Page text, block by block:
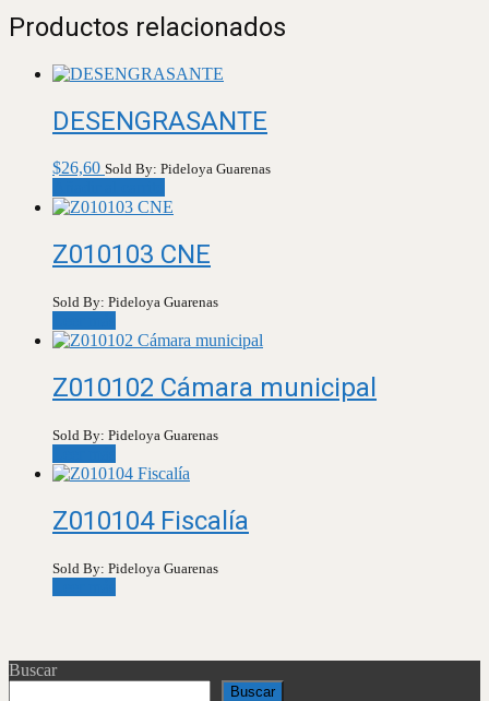
Productos relacionados
DESENGRASANTE
$26,60 Sold By: Pideloya Guarenas
Z010103 CNE
Sold By: Pideloya Guarenas
Z010102 Cámara municipal
Sold By: Pideloya Guarenas
Z010104 Fiscalía
Sold By: Pideloya Guarenas
Buscar
Buscar